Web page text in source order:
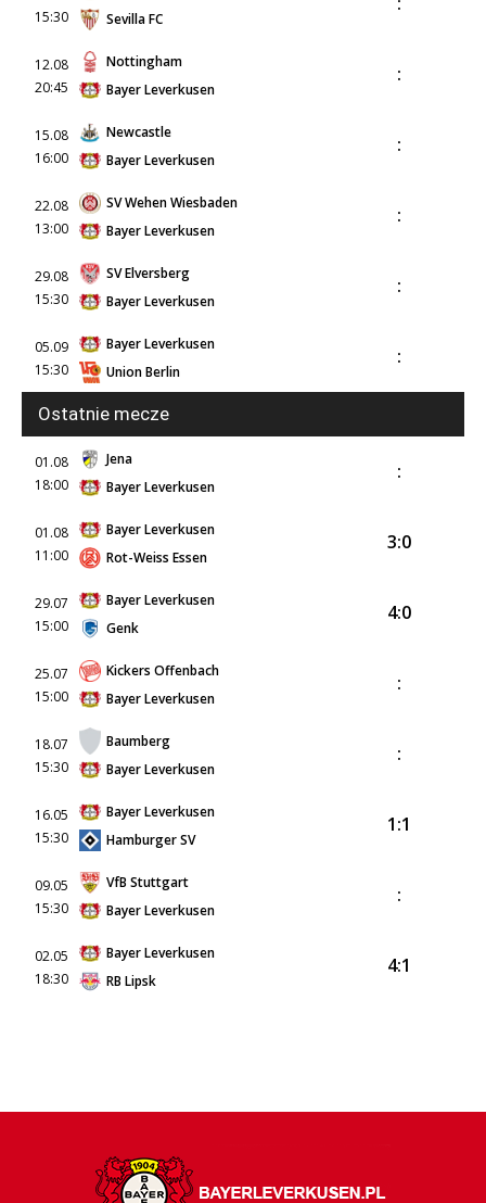
15:30
Sevilla FC
12.08
20:45
Nottingham
Bayer Leverkusen
:
15.08
16:00
Newcastle
Bayer Leverkusen
:
22.08
13:00
SV Wehen Wiesbaden
Bayer Leverkusen
:
29.08
15:30
SV Elversberg
Bayer Leverkusen
:
05.09
15:30
Bayer Leverkusen
Union Berlin
:
Ostatnie mecze
01.08
18:00
Jena
Bayer Leverkusen
:
01.08
11:00
Bayer Leverkusen
Rot-Weiss Essen
3:0
29.07
15:00
Bayer Leverkusen
Genk
4:0
25.07
15:00
Kickers Offenbach
Bayer Leverkusen
:
18.07
15:30
Baumberg
Bayer Leverkusen
:
16.05
15:30
Bayer Leverkusen
Hamburger SV
1:1
09.05
15:30
VfB Stuttgart
Bayer Leverkusen
:
02.05
18:30
Bayer Leverkusen
RB Lipsk
4:1